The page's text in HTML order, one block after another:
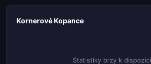
Kornerové Kopance
Statistiky brzy k dispozici